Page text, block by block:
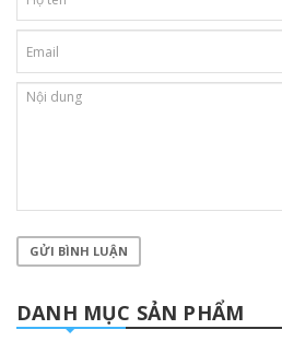
GỬI BÌNH LUẬN
DANH MỤC SẢN PHẨM